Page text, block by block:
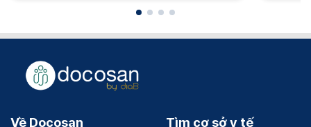
Về Docosan Tìm cơ sở y tế